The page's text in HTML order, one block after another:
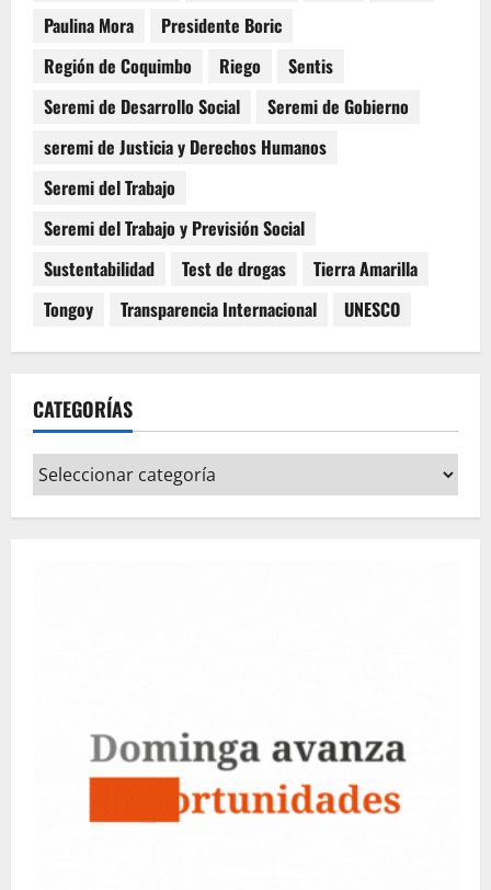
Paulina Mora
Presidente Boric
Región de Coquimbo
Riego
Sentis
Seremi de Desarrollo Social
Seremi de Gobierno
seremi de Justicia y Derechos Humanos
Seremi del Trabajo
Seremi del Trabajo y Previsión Social
Sustentabilidad
Test de drogas
Tierra Amarilla
Tongoy
Transparencia Internacional UNESCO
CATEGORÍAS
Categorías